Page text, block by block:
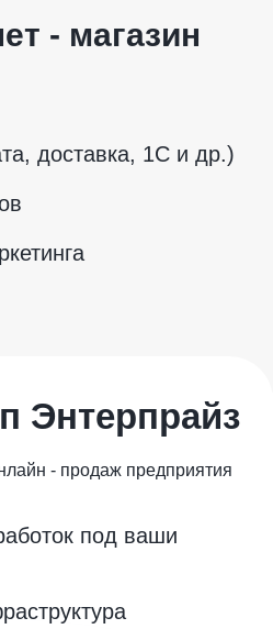
- магазин
доставка, 1С и др.)
Энтерпрайз
- продаж предприятия
под ваши